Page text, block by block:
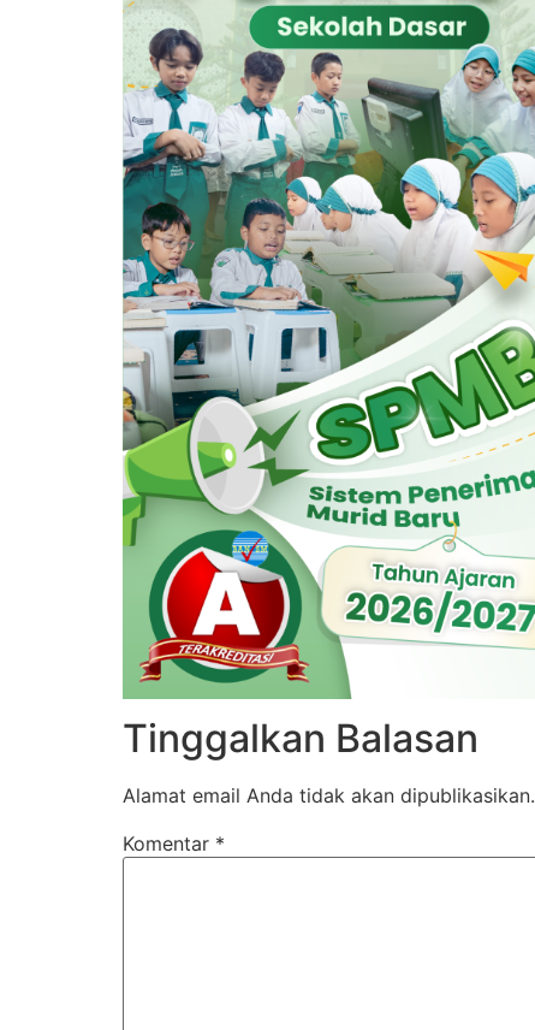
Tinggalkan Balasan
Alamat email Anda tidak akan dipublikasikan.
Komentar *